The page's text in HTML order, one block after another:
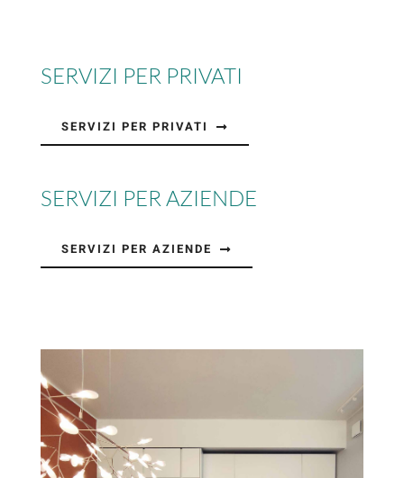
SERVIZI PER PRIVATI
SERVIZI PER PRIVATI
SERVIZI PER AZIENDE
SERVIZI PER AZIENDE